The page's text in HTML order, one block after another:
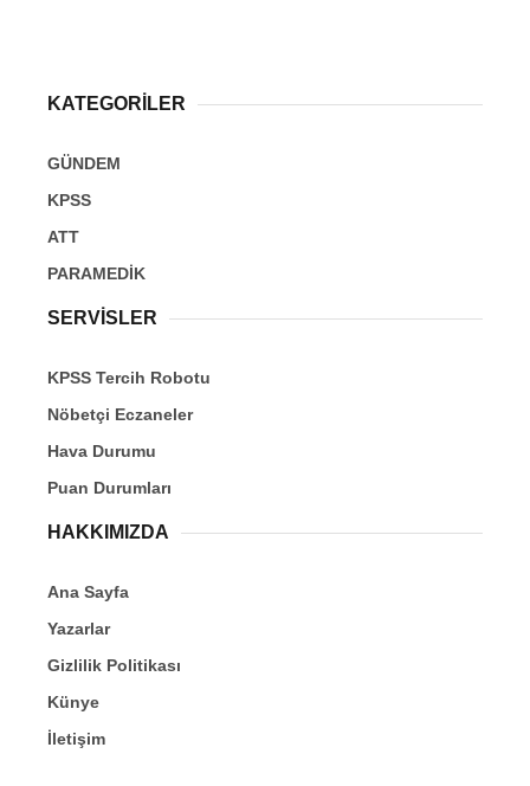
KATEGORİLER
GÜNDEM
KPSS
ATT
PARAMEDİK
SERVİSLER
KPSS Tercih Robotu
Nöbetçi Eczaneler
Hava Durumu
Puan Durumları
HAKKIMIZDA
Ana Sayfa
Yazarlar
Gizlilik Politikası
Künye
İletişim